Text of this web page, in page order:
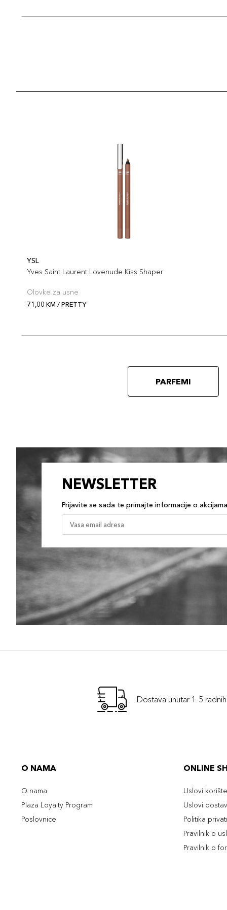
YSL
Yves Saint Laurent Lovenude Kiss Shaper
Olovke za usne
71,00 KM / PRETTY
PARFEMI
NEWSLETTER
Prijavite se sada te primajte informacije o
Dostava unutar 1-5
O NAMA
O nama
Plaza Loyalty Program
Poslovnice
ONLINE
Uslovi
Uslovi
Politika
Pravilnik o
Pravilnik o